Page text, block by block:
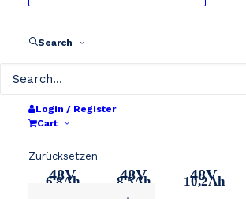
Search
Login / Register
Cart
6,8Ah 8,5Ah 10,2Ah
48V 640Wh
48V 48V 48V
Zurücksetzen